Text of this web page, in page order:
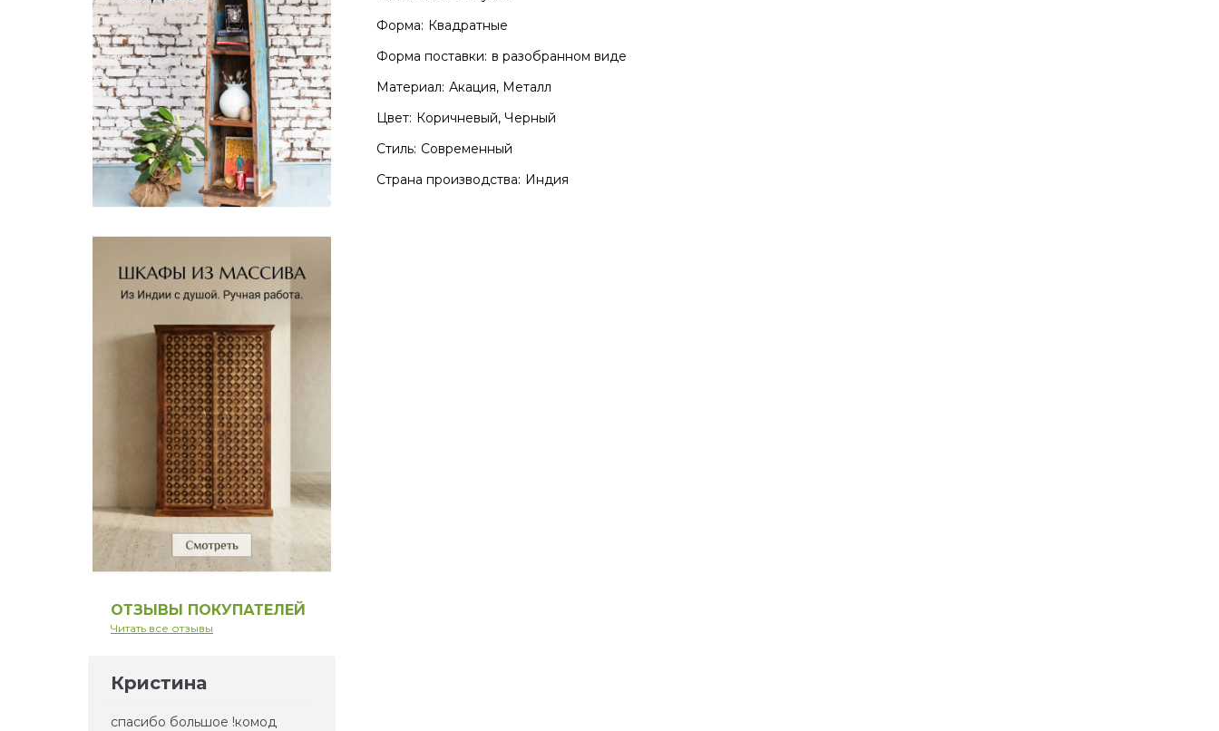
ОТЗЫВЫ ПОКУПАТЕЛЕЙ
Читать все отзывы
Кристина
спасибо большое !комод
Форма: Квадратные
Форма поставки: в разобранном виде
Материал: Акация, Металл
Цвет: Коричневый, Черный
Стиль: Современный
Страна производства: Индия